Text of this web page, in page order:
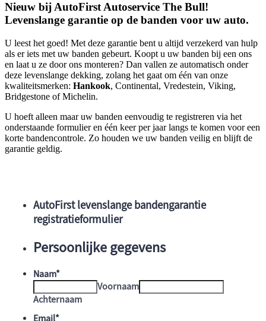
Nieuw bij AutoFirst Autoservice The Bull!
Levenslange garantie op de banden voor uw auto.
U leest het goed! Met deze garantie bent u altijd verzekerd van hulp
als er iets met uw banden gebeurt. Koopt u uw banden bij een ons
en laat u ze door ons monteren? Dan vallen ze automatisch onder
deze levenslange dekking, zolang het gaat om één van onze
kwaliteitsmerken: Hankook, Continental, Vredestein, Viking,
Bridgestone of Michelin.
U hoeft alleen maar uw banden eenvoudig te registreren via het
onderstaande formulier en één keer per jaar langs te komen voor een
korte bandencontrole. Zo houden we uw banden veilig en blijft de
garantie geldig.